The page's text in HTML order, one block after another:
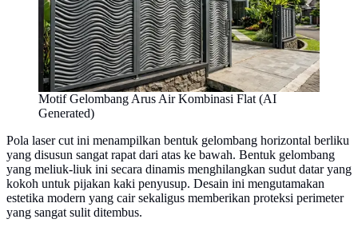
Motif Gelombang Arus Air Kombinasi Flat (AI
Generated)
Pola laser cut ini menampilkan bentuk gelombang horizontal berliku
yang disusun sangat rapat dari atas ke bawah. Bentuk gelombang
yang meliuk-liuk ini secara dinamis menghilangkan sudut datar yang
kokoh untuk pijakan kaki penyusup. Desain ini mengutamakan
estetika modern yang cair sekaligus memberikan proteksi perimeter
yang sangat sulit ditembus.